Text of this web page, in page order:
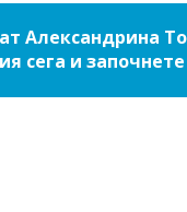
Александрина
сега и